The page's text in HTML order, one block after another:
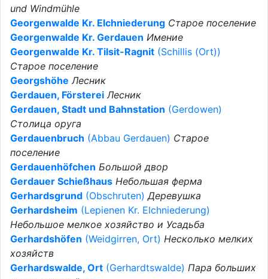
und Windmühle
Georgenwalde Kr. Elchniederung Старое поселение
Georgenwalde Kr. Gerdauen Имение
Georgenwalde Kr. Tilsit-Ragnit (Schillis (Ort))
Старое поселение
Georgshöhe Лесник
Gerdauen, Försterei Лесник
Gerdauen, Stadt und Bahnstation (Gerdowen)
Столица оруга
Gerdauenbruch (Abbau Gerdauen) Старое
поселение
Gerdauenhöfchen Большой двор
Gerdauer Schießhaus Небольшая ферма
Gerhardsgrund (Obschruten)Деревушка
Gerhardsheim (Lepienen Kr. Elchniederung)
Небольшое мелкое хозяйство и Усадьба
Gerhardshöfen (Weidgirren, Ort) Несколько мелких
хозяйств
Gerhardswalde, Ort (Gerhardtswalde) Пара больших